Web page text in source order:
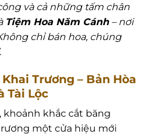
và cả những tấm chân
Tiệm Hoa Năm Cánh– nơi
chỉ bán hoa, chúng
Trương – Bản Hòa
Tài Lộc
khoảnh khắc cắt băng
một cửa hiệu mới